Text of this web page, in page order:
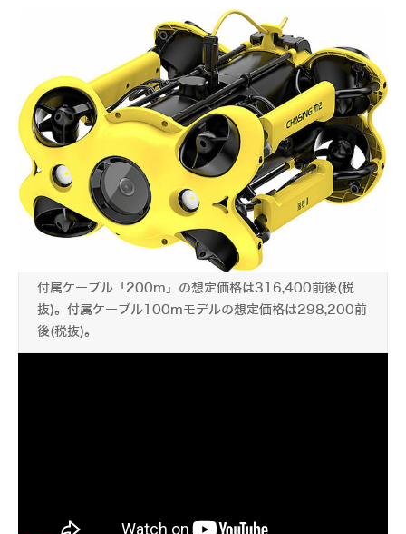
付属ケーブル「200m」の想定価格は316,400前後(税
抜)。付属ケーブル100mモデルの想定価格は298,200前
後(税抜)。